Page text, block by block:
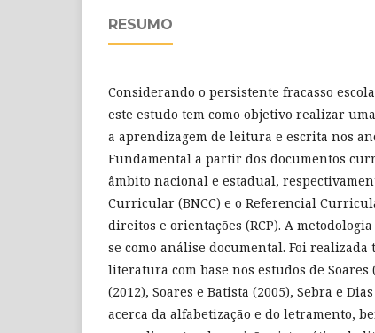
RESUMO
Considerando o persistente fracasso
este estudo tem como objetivo realizar
a aprendizagem de leitura e escrita nos
Fundamental a partir dos documentos
âmbito nacional e estadual,
Curricular (BNCC) e o Referencial
direitos e orientações (RCP). A
se como análise documental. Foi
literatura com base nos estudos de Soares
(2012), Soares e Batista (2005), Sebra e
acerca da alfabetização e do letramento,